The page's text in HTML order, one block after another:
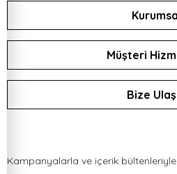
Müşteri
Bize
Kampanyalarla ve içerik